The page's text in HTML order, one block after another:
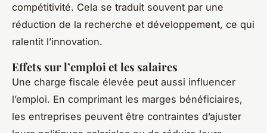
compétitivité. Cela se traduit souvent par une
réduction de la recherche et développement, ce qui
ralentit l’innovation.
Effets sur l’emploi et les salaires
Une charge fiscale élevée peut aussi influencer
l’emploi. En comprimant les marges bénéficiaires,
les entreprises peuvent être contraintes d’ajuster